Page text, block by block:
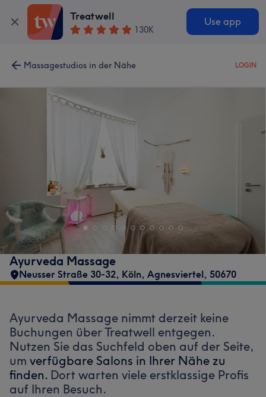
Treatwell
130K
Use app
Massagestudios in der Nähe LOGIN
Ayurveda Massage
Neusser Straße 30-32, Köln, Agnesviertel, 50670
Ayurveda Massage nimmt derzeit keine
Buchungen über Treatwell entgegen.
Nutzen Sie das Suchfeld oben auf der Seite,
um verfügbare Salons in Ihrer Nähe zu
finden. Dort warten viele erstklassige Profis
auf Ihren Besuch.